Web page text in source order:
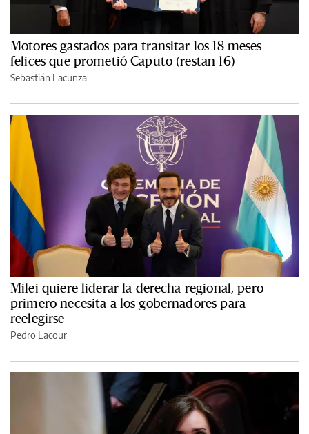
Motores gastados para transitar los 18 meses
felices que prometió Caputo (restan 16)
Sebastián Lacunza
Milei quiere liderar la derecha regional, pero
primero necesita a los gobernadores para
reelegirse
Pedro Lacour